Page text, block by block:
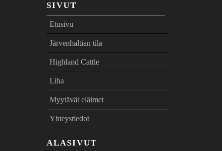
SIVUT
Etusivu
Järvenhaltian tila
Highland Cattle
Liha
Myytävät eläimet
Yhteystiedot
ALASIVUT